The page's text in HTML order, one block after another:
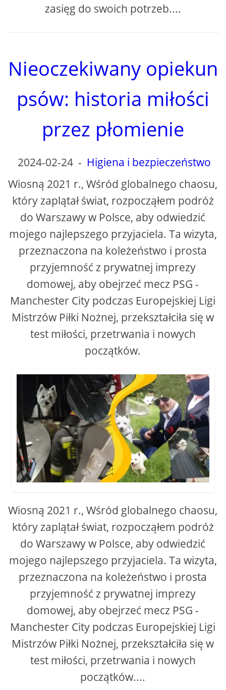
zasięg do swoich potrzeb....
Nieoczekiwany opiekun
psów: historia miłości
przez płomienie
2024-02-24- Higiena i bezpieczeństwo
Wiosną 2021 r., Wśród globalnego chaosu,
który zaplątał świat, rozpocząłem podróż
do Warszawy w Polsce, aby odwiedzić
mojego najlepszego przyjaciela. Ta wizyta,
przeznaczona na koleżeństwo i prosta
przyjemność z prywatnej imprezy
domowej, aby obejrzeć mecz PSG -
Manchester City podczas Europejskiej Ligi
Mistrzów Piłki Nożnej, przekształciła się w
test miłości, przetrwania i nowych
początków.
Wiosną 2021 r., Wśród globalnego chaosu,
który zaplątał świat, rozpocząłem podróż
do Warszawy w Polsce, aby odwiedzić
mojego najlepszego przyjaciela. Ta wizyta,
przeznaczona na koleżeństwo i prosta
przyjemność z prywatnej imprezy
domowej, aby obejrzeć mecz PSG -
Manchester City podczas Europejskiej Ligi
Mistrzów Piłki Nożnej, przekształciła się w
test miłości, przetrwania i nowych
początków....